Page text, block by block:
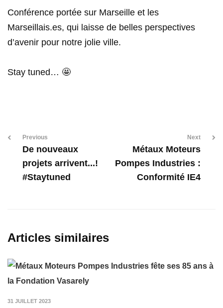
Conférence portée sur Marseille et les
Marseillais.es, qui laisse de belles perspectives
d’avenir pour notre jolie ville.
Stay tuned… 🤩
Previous
De nouveaux
projets arrivent...!
#Staytuned
Next
Métaux Moteurs
Pompes Industries :
Conformité IE4
Articles similaires
31 JUILLET 2023